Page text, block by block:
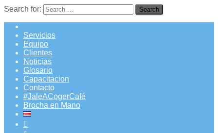
Search for:
Servicios
Equipo
Clientes
Noticias
Glosario
Capacitacion
Contacto
#JaleACogerCafé
Brocha en Mano